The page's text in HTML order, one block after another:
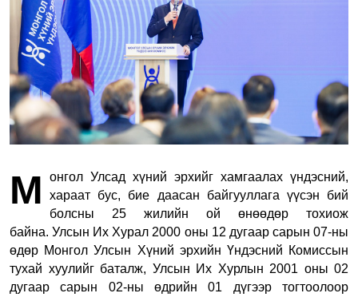
М
онгол Улсад хүний эрхийг хамгаалах үндэсний,
хараат бус, бие даасан байгууллага үүсэн бий
болсны 25 жилийн ой өнөөдөр тохиож
байна.Улсын Их Хурал 2000 оны 12 дугаар сарын 07-ны
өдөр Монгол Улсын Хүний эрхийн Үндэсний Комиссын
тухай хуулийг баталж, Улсын Их Хурлын 2001 оны 02
дугаар сарын 02-ны өдрийн 01 дүгээр тогтоолоор